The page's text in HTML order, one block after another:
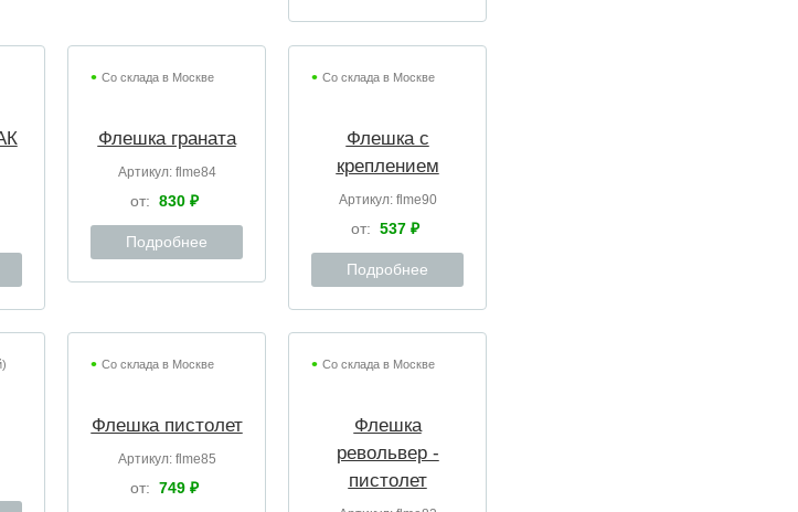
Со склада в Москве
Флешка граната
Артикул: flme84
от: 830 ₽
Подробнее
Со склада в Москве
Флешка с
креплением
Артикул: flme90
от: 537 ₽
Подробнее
Со склада в Москве
Флешка пистолет
Артикул: flme85
от: 749 ₽
Со склада в Москве
Флешка
револьвер -
пистолет